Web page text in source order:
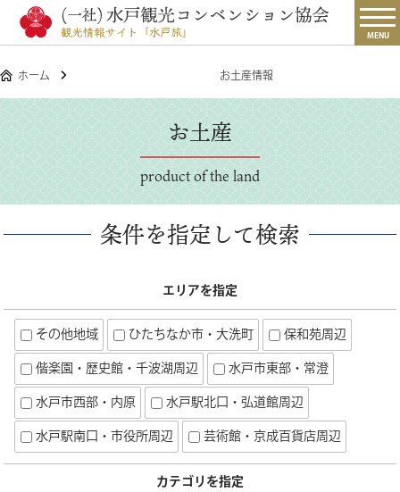
MENU
ホーム お土産情報
お土産
product of the land
条件を指定して検索
エリアを指定
その他地域 ひたちなか市・大洗町
保和苑周辺
偕楽園・歴史館・千波湖周辺
水戸市東部・常澄
水戸市西部・内原
水戸駅北口・弘道館周辺
水戸駅南口・市役所周辺
芸術館・京成百貨店周辺
カテゴリを指定